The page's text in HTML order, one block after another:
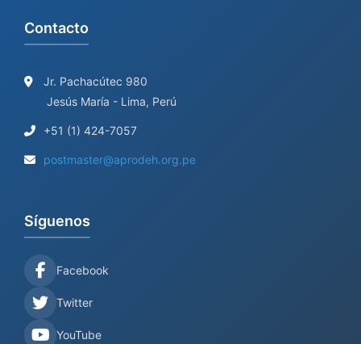
Contacto
Jr. Pachacútec 980
Jesús María - Lima, Perú
+51 (1) 424-7057
postmaster@aprodeh.org.pe
Síguenos
Facebook
Twitter
YouTube